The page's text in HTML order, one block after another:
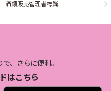
酒類販売管理者標識
、さらに便利。
はこちら